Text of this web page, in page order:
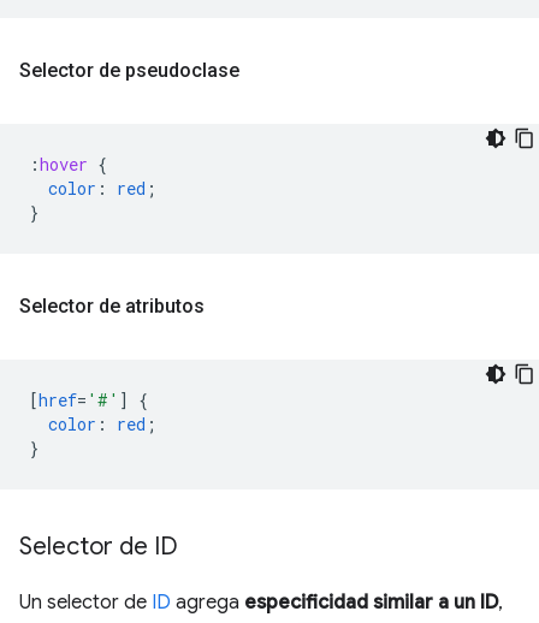
Selector de pseudoclase
:hover {
color : red ;
}
Selector de atributos
[href= '#' ]
{
color : red ;
}
Selector de ID
Un selector de ID agrega especificidad similar a un ID,